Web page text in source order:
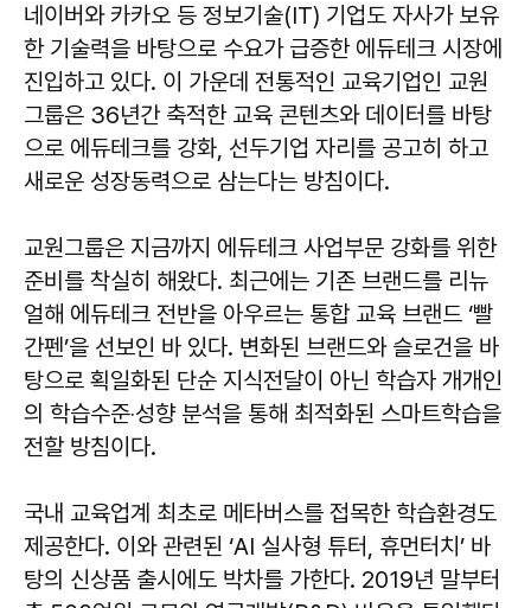
네이버와 카카오 등 정보기술(IT) 기업도 자사가 보유
한 기술력을 바탕으로 수요가 급증한 에듀테크 시장에
진입하고 있다. 이 가운데 전통적인 교육기업인 교원
그룹은 36년간 축적한 교육 콘텐츠와 데이터를 바탕
으로 에듀테크를 강화, 선두기업 자리를 공고히 하고
새로운 성장동력으로 삼는다는 방침이다.
교원그룹은 지금까지 에듀테크 사업부문 강화를 위한
준비를 착실히 해왔다. 최근에는 기존 브랜드를 리뉴
얼해 에듀테크 전반을 아우르는 통합 교육 브랜드 ‘빨
간펜’을 선보인 바 있다. 변화된 브랜드와 슬로건을 바
탕으로 획일화된 단순 지식전달이 아닌 학습자 개개인
의 학습수준‧성향 분석을 통해 최적화된 스마트학습을
전할 방침이다.
국내 교육업계 최초로 메타버스를 접목한 학습환경도
제공한다. 이와 관련된 ‘AI 실사형 튜터, 휴먼터치’ 바
탕의 신상품 출시에도 박차를 가한다. 2019년 말부터